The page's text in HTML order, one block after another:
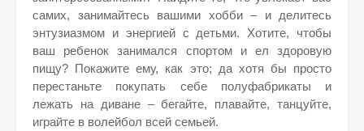
самих, занимайтесь вашими хобби – и делитесь
энтузиазмом и энергией с детьми. Хотите, чтобы
ваш ребенок занимался спортом и ел здоровую
пищу? Покажите ему, как это; да хотя бы просто
перестаньте покупать себе полуфабрикаты и
лежать на диване – бегайте, плавайте, танцуйте,
играйте в волейбол всей семьей.